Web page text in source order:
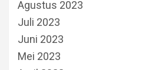
Agustus 2023
Juli 2023
Juni 2023
Mei 2023